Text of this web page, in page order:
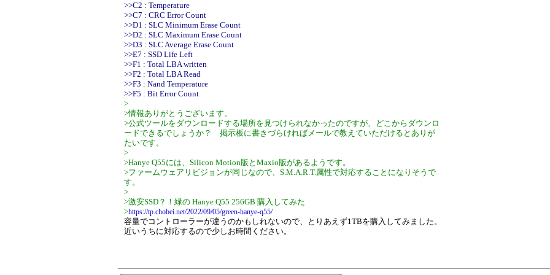
>>C2 : Temperature
>>C7 : CRC Error Count
>>D1 : SLC Minimum Erase Count
>>D2 : SLC Maximum Erase Count
>>D3 : SLC Average Erase Count
>>E7 : SSD Life Left
>>F1 : Total LBA written
>>F2 : Total LBA Read
>>F3 : Nand Temperature
>>F5 : Bit Error Count
>
>情報ありがとうございます。
>公式ツールをダウンロードする場所を見つけられなかったのですが、どこからダウンロ
ードできるでしょうか？ 掲示板に書きづらければメールで教えていただけるとありが
たいです。
>
>Hanye Q55には、Silicon Motion版とMaxio版があるようです。
>ファームウェアリビジョンが同じなので、S.M.A.R.T.属性で対応することになりそうで
す。
>
>激安SSD？！緑の Hanye Q55 256GB 購入してみた
>https://tp.chobei.net/2022/09/05/green-hanye-q55/
容量でコントローラーが違うのかもしれないので、とりあえず1TBを購入してみました。
近いうちに対応するので少しお時間ください。